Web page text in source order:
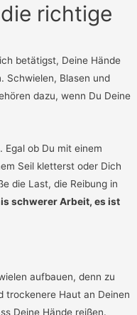
richtige
betätigst, Deine Hände
Schwielen, Blasen und
dazu, wenn Du Deine
ob Du mit einem
Seil kletterst oder Dich
die Last, die Reibung in
schwerer Arbeit, es ist
aufbauen, denn zu
trockenere Haut an Deinen
Deine Hände reißen.